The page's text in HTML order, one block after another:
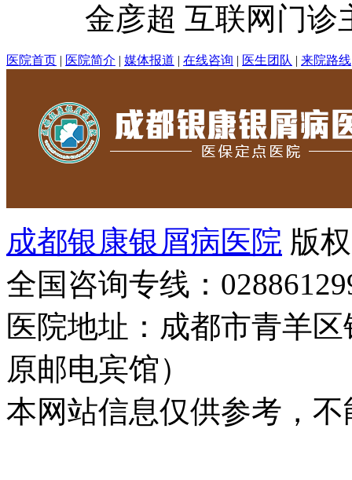
金彦超 互联网门诊
医院首页 | 医院简介 | 媒体报道 | 在线咨询 | 医生团队 | 来院路线
成都银康银屑病医院 版
全国咨询专线：
医院地址：成都市青羊
原邮电宾馆）
本网站信息仅供参考，